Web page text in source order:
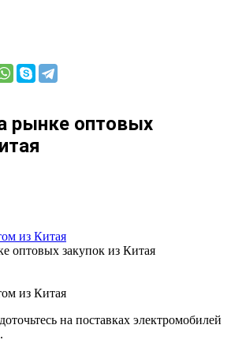
рынке оптовых
из Китая
оптовых закупок из Китая
из Китая
на поставках электромобилей